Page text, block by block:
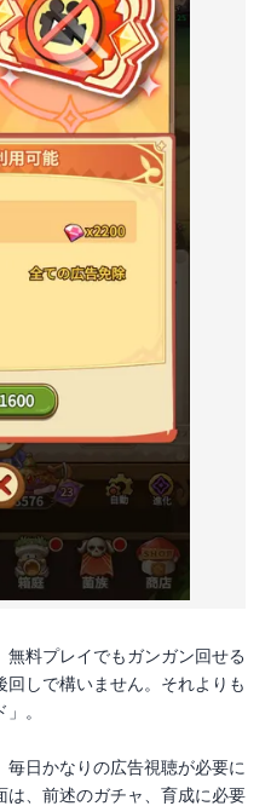
料プレイでもガンガン回せる
しで構いません。それよりも
。
日かなりの広告視聴が必要に
は、前述のガチャ、育成に必要